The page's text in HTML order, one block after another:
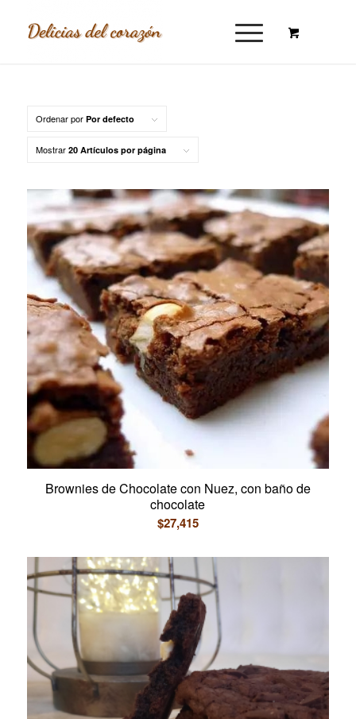
Ordenar por Por defecto
Mostrar 20 Artículos por página
Brownies de Chocolate con Nuez, con baño de
chocolate
$27,415